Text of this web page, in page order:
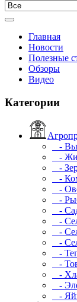
Главная
Новости
Полезные
Обзоры
Видео
Категории
-
-
-
-
-
-
-
-
-
-
-
-
-
-
-